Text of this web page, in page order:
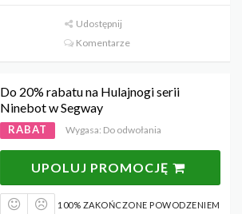
Udostępnij
Komentarze
Do 20% rabatu na Hulajnogi serii
Ninebot w Segway
RABAT Wygasa: Do odwołania
UPOLUJ PROMOCJĘ
100% ZAKOŃCZONE POWODZENIEM